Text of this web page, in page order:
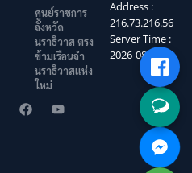
ศูนย์ราชการ
จังหวัด
นราธิวาส ตรง
ข้ามเรือนจำ
นราธิวาสแห่ง
ใหม่
Address :
216.73.216.56
Server Time :
2026-08-06